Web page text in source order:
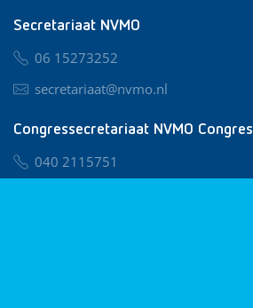
Secretariaat NVMO
06 15273252
secretariaat@nvmo.nl
Congressecretariaat NVMO Congres
040 2115751